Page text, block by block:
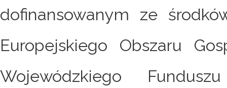
dofinansowanym ze
Europejskiego Obszaru
Wojewódzkiego